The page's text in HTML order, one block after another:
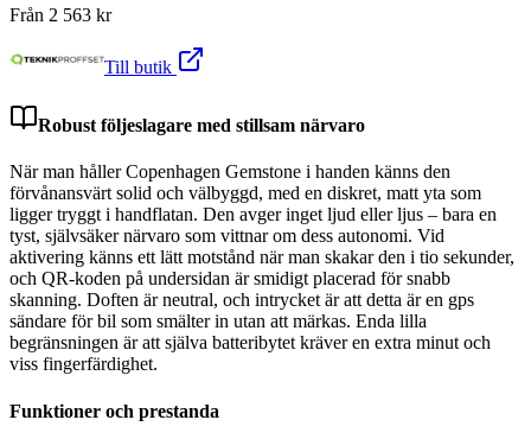
Från 2 563 kr
Till butik
Robust följeslagare med stillsam närvaro
När man håller Copenhagen Gemstone i handen känns den
förvånansvärt solid och välbyggd, med en diskret, matt yta som
ligger tryggt i handflatan. Den avger inget ljud eller ljus – bara en
tyst, självsäker närvaro som vittnar om dess autonomi. Vid
aktivering känns ett lätt motstånd när man skakar den i tio sekunder,
och QR-koden på undersidan är smidigt placerad för snabb
skanning. Doften är neutral, och intrycket är att detta är en gps
sändare för bil som smälter in utan att märkas. Enda lilla
begränsningen är att själva batteribytet kräver en extra minut och
viss fingerfärdighet.
Funktioner och prestanda